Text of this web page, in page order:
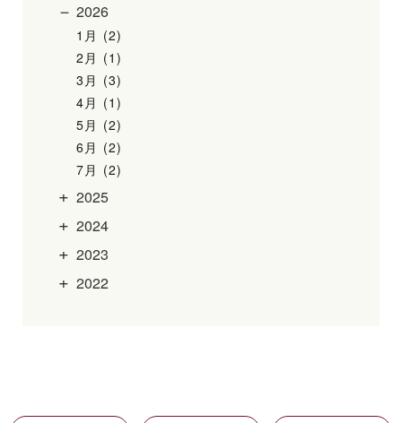
2026
1月 (2)
2月 (1)
3月 (3)
4月 (1)
5月 (2)
6月 (2)
7月 (2)
2025
2024
2023
2022